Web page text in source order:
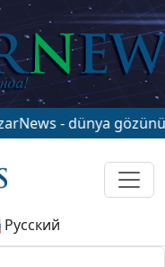
- dünya gözünüzde!
Русский